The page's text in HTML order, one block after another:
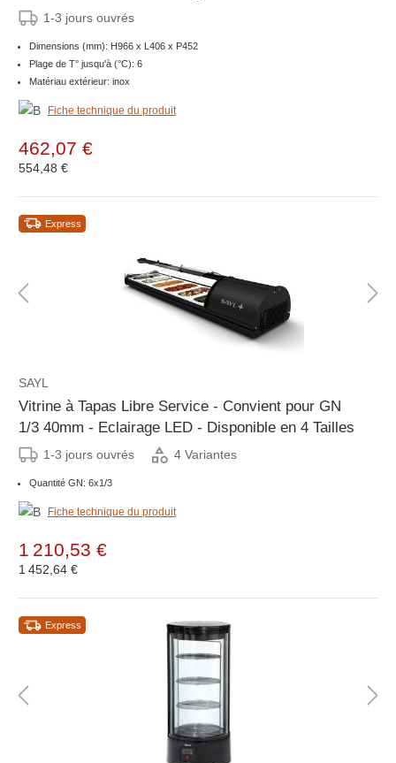
452x406x(H)966mm
1-3 jours ouvrés
Dimensions (mm): H966 x L406 x P452
Plage de T° jusqu'à (°C): 6
Matériau extérieur: inox
Fiche technique du produit
462,07 €
554,48 €
Express
SAYL
Vitrine à Tapas Libre Service - Convient pour GN
1/3 40mm - Eclairage LED - Disponible en 4 Tailles
1-3 jours ouvrés 4 Variantes
Quantité GN: 6x1/3
Fiche technique du produit
1 210,53 €
1 452,64 €
Express